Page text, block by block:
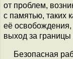
от проблем,
с памятью, таких
её
выход за границы
Безопасная